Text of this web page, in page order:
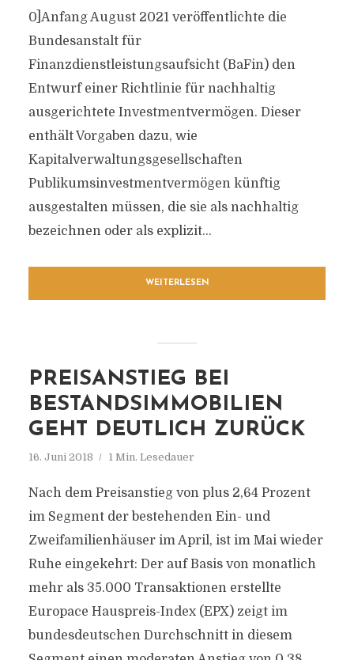
0]Anfang August 2021 veröffentlichte die
Bundesanstalt für
Finanzdienstleistungsaufsicht (BaFin) den
Entwurf einer Richtlinie für nachhaltig
ausgerichtete Investmentvermögen. Dieser
enthält Vorgaben dazu, wie
Kapitalverwaltungsgesellschaften
Publikumsinvestmentvermögen künftig
ausgestalten müssen, die sie als nachhaltig
bezeichnen oder als explizit...
WEITERLESEN
PREISANSTIEG BEI
BESTANDSIMMOBILIEN
GEHT DEUTLICH ZURÜCK
16. Juni 2018 1 Min. Lesedauer
Nach dem Preisanstieg von plus 2,64 Prozent
im Segment der bestehenden Ein- und
Zweifamilienhäuser im April, ist im Mai wieder
Ruhe eingekehrt: Der auf Basis von monatlich
mehr als 35.000 Transaktionen erstellte
Europace Hauspreis-Index (EPX) zeigt im
bundesdeutschen Durchschnitt in diesem